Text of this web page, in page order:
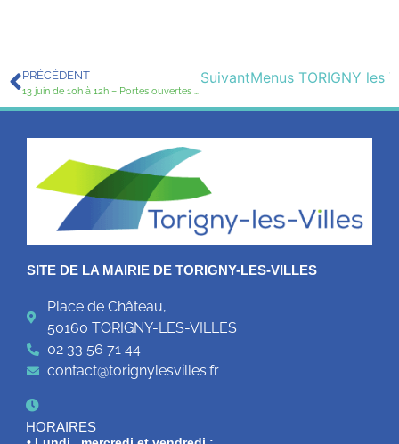
PRÉCÉDENT
13 juin de 10h à 12h – Portes ouvertes à l’école primaire Joseph Moricet – Guilberville
SuivantMenus TORIGNY les
SITE DE LA MAIRIE DE TORIGNY-LES-VILLES
Place de Château,
50160 TORIGNY-LES-VILLES
02 33 56 71 44
contact@torignylesvilles.fr
HORAIRES